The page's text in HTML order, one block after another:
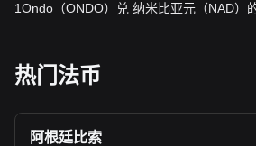
1Ondo（ONDO）兑 纳米比亚元（NAD）
热门法币
阿根廷比索